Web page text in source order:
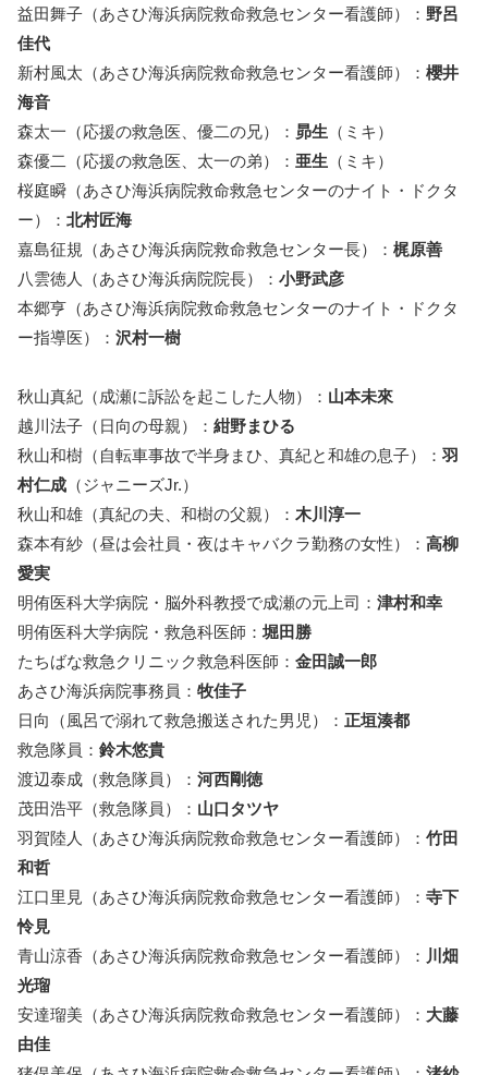
益田舞子（あさひ海浜病院救命救急センター看護師）： 野呂
佳代
新村風太（あさひ海浜病院救命救急センター看護師）： 櫻井
海音
森太一（応援の救急医、優二の兄）： 昴生 （ミキ）
森優二（応援の救急医、太一の弟）： 亜生 （ミキ）
桜庭瞬（あさひ海浜病院救命救急センターのナイト・ドクタ
ー）： 北村匠海
嘉島征規（あさひ海浜病院救命救急センター長）： 梶原善
八雲徳人（あさひ海浜病院院長）： 小野武彦
本郷亨（あさひ海浜病院救命救急センターのナイト・ドクタ
ー指導医）： 沢村一樹
秋山真紀（成瀬に訴訟を起こした人物）： 山本未來
越川法子（日向の母親）： 紺野まひる
秋山和樹（自転車事故で半身まひ、真紀と和雄の息子）： 羽
村仁成 （ジャニーズJr.）
秋山和雄（真紀の夫、和樹の父親）： 木川淳一
森本有紗（昼は会社員・夜はキャバクラ勤務の女性）： 高柳
愛実
明侑医科大学病院・脳外科教授で成瀬の元上司： 津村和幸
明侑医科大学病院・救急科医師：堀田勝
たちばな救急クリニック救急科医師： 金田誠一郎
あさひ海浜病院事務員： 牧佳子
日向（風呂で溺れて救急搬送された男児）： 正垣湊都
救急隊員： 鈴木悠貴
渡辺泰成（救急隊員）： 河西剛徳
茂田浩平（救急隊員）： 山口タツヤ
羽賀陸人（あさひ海浜病院救命救急センター看護師）： 竹田
和哲
江口里見（あさひ海浜病院救命救急センター看護師）： 寺下
怜見
青山涼香（あさひ海浜病院救命救急センター看護師）： 川畑
光瑠
安達瑠美（あさひ海浜病院救命救急センター看護師）： 大藤
由佳